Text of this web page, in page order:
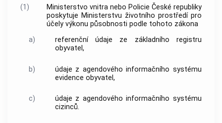
(1)
Ministerstvo vnitra nebo Policie České republiky
poskytuje Ministerstvu životního prostředí pro
účely výkonu působnosti podle tohoto zákona
a)
referenční údaje ze základního registru
obyvatel,
b)
údaje z agendového informačního systému
evidence obyvatel,
c)
údaje z agendového informačního systému
cizinců.